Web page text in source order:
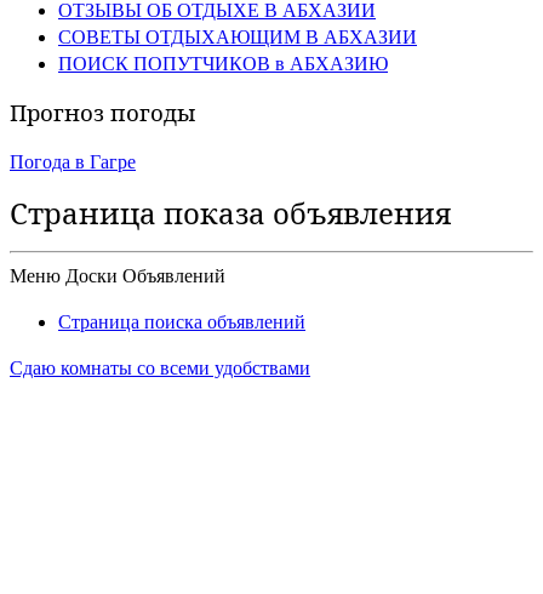
ОТЗЫВЫ ОБ ОТДЫХЕ В АБХАЗИИ
СОВЕТЫ ОТДЫХАЮЩИМ В АБХАЗИИ
ПОИСК ПОПУТЧИКОВ в АБХАЗИЮ
Прогноз погоды
Погода в Гагре
Страница показа объявления
Меню Доски Объявлений
Страница поиска объявлений
Сдаю комнаты со всеми удобствами